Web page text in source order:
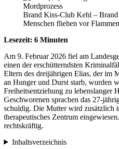
Brand Kiss-Club Kehl –
Menschen fliehen vor Flammen
Lesezeit: 6 Minuten
Am 9. Februar 2026 fiel am
einen der erschütterndsten
Eltern des dreijährigen Elias, der im
an Hunger und Durst starb, wurden
Freiheitsentziehung zu lebenslanger
Geschworenen sprachen das 27-
schuldig. Die Mutter wird zusätzlich
therapeutisches Zentrum
rechtskräftig.
Inhaltsverzeichnis